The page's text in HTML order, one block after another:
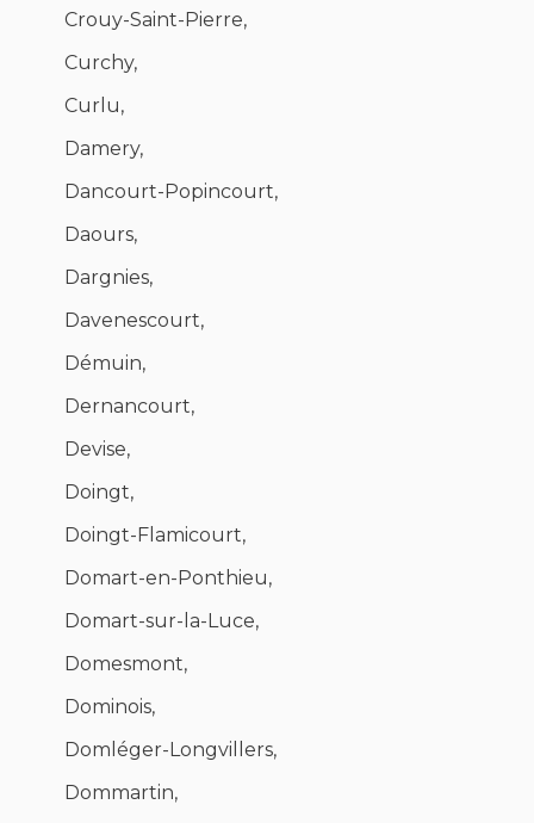
Crouy-Saint-Pierre,
Curchy,
Curlu,
Damery,
Dancourt-Popincourt,
Daours,
Dargnies,
Davenescourt,
Démuin,
Dernancourt,
Devise,
Doingt,
Doingt-Flamicourt,
Domart-en-Ponthieu,
Domart-sur-la-Luce,
Domesmont,
Dominois,
Domléger-Longvillers,
Dommartin,